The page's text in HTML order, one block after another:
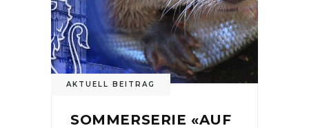
AKTUELL BEITRAG
SOMMERSERIE «AUF